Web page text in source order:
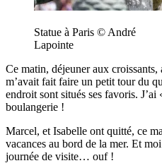
Statue à Paris © André
Lapointe
Ce matin, déjeuner aux
m’avait fait faire un petit tour du
endroit sont situés ses favoris. J’ai
boulangerie !
Marcel, et Isabelle ont quitté, ce
vacances au bord de la mer. Et
journée de visite… ouf !